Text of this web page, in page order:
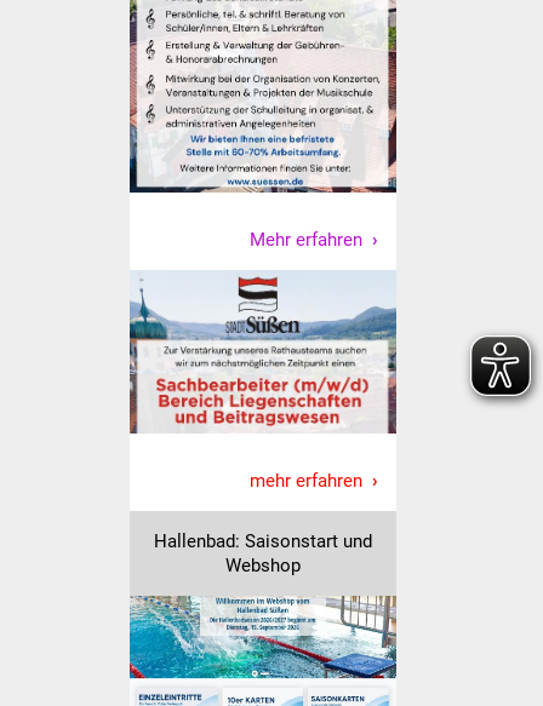
Route der
Industriekultur
Lebenslagen
Senioren
Seniorenwohn- und
Pflegeheim
Familientreff
Kinder und Jugendliche
Schülerferienprogramm
Migration und Integration
Mehr erfahren
mehr erfahren
Hallenbad: Saisonstart und
Webshop